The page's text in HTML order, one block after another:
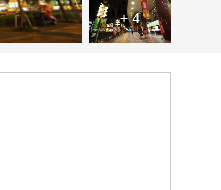
+ 4